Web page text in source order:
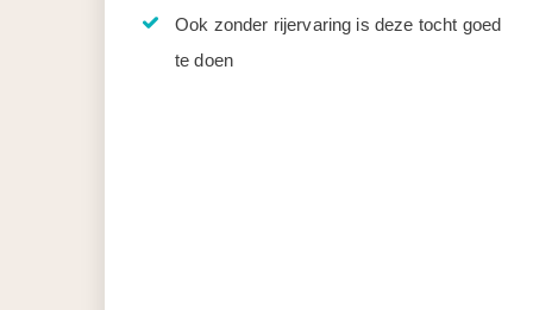
Ook zonder rijervaring is deze tocht goed
te doen